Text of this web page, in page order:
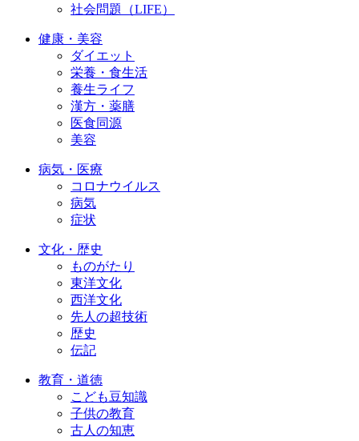
社会問題（LIFE）
健康・美容
ダイエット
栄養・食生活
養生ライフ
漢方・薬膳
医食同源
美容
病気・医療
コロナウイルス
病気
症状
文化・歴史
ものがたり
東洋文化
西洋文化
先人の超技術
歴史
伝記
教育・道徳
こども豆知識
子供の教育
古人の知恵